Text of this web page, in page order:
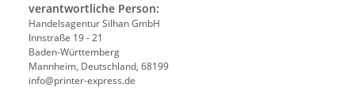
verantwortliche Person:
Handelsagentur Silhan GmbH
Innstraße 19 - 21
Baden-Württemberg
Mannheim, Deutschland, 68199
info@printer-express.de